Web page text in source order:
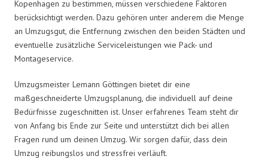
Kopenhagen zu bestimmen, müssen verschiedene Faktoren
berücksichtigt werden. Dazu gehören unter anderem die Menge
an Umzugsgut, die Entfernung zwischen den beiden Städten und
eventuelle zusätzliche Serviceleistungen wie Pack- und
Montageservice.
Umzugsmeister Lemann Göttingen bietet dir eine
maßgeschneiderte Umzugsplanung, die individuell auf deine
Bedürfnisse zugeschnitten ist. Unser erfahrenes Team steht dir
von Anfang bis Ende zur Seite und unterstützt dich bei allen
Fragen rund um deinen Umzug. Wir sorgen dafür, dass dein
Umzug reibungslos und stressfrei verläuft.